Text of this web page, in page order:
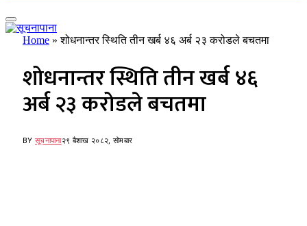
Home »शोधनान्तर स्थिति तीन खर्ब ४६ अर्ब २३ करोडले बचतमा
शोधनान्तर स्थिति तीन खर्ब ४६
अर्ब २३ करोडले बचतमा
BY सूचनापाना२९ बैशाख २०८२, सोमबार